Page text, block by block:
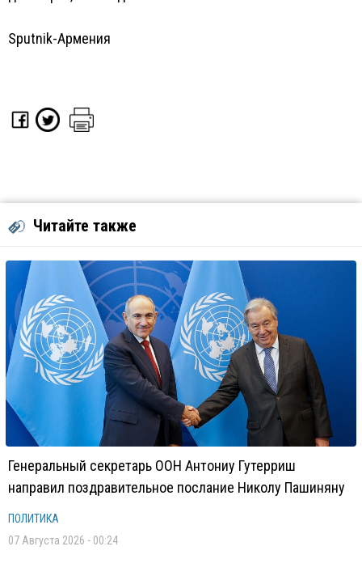
Sputnik-Армения
Читайте также
Генеральный секретарь ООН Антониу Гутерриш
направил поздравительное послание Николу Пашиняну
ПОЛИТИКА
07 Августа 2026 - 00:24